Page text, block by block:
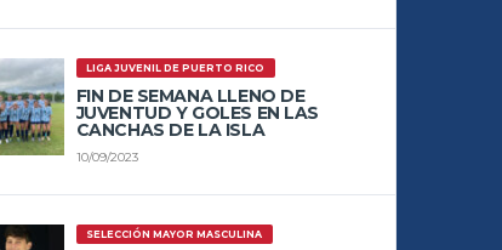
LIGA JUVENIL DE PUERTO RICO
FIN DE SEMANA LLENO DE
JUVENTUD Y GOLES EN LAS
CANCHAS DE LA ISLA
10/09/2023
SELECCIÓN MAYOR MASCULINA